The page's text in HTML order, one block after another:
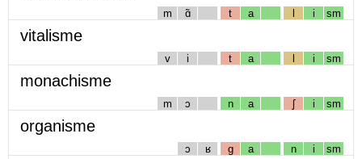
m ɑ̃ t a l i sm
vitalisme
v i t a l i sm
monachisme
m ɔ n a ʃ i sm
organisme
ɔ ʁ g a n i sm